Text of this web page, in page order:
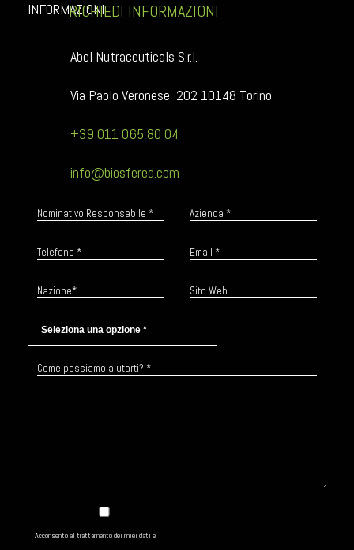
RICHIEDI INFORMAZIONI
Abel Nutraceuticals S.r.l.
Via Paolo Veronese, 202 10148 Torino
+39 011 065 80 04
info@biosfered.com
Acconsento al trattamento dei miei dati e